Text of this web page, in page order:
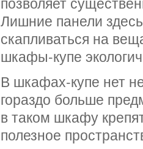
Лишние панели
скапливаться на
шкафы-купе
В шкафах-купе нет
гораздо больше
в таком шкафу
полезное